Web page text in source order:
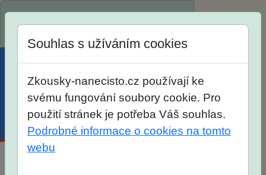
Souhlas s užíváním cookies
Zkousky-nanecisto.cz používají ke
svému fungování soubory cookie. Pro
použití stránek je potřeba Váš souhlas.
Podrobné informace o cookies na tomto
webu